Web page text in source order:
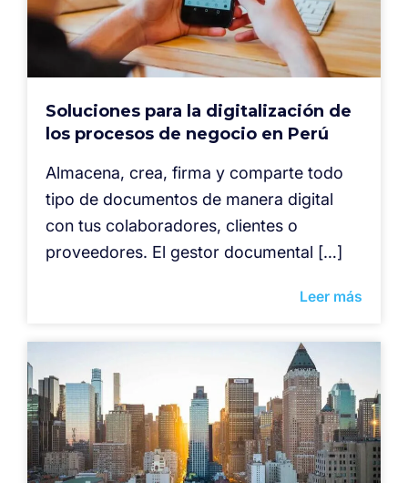
Soluciones para la digitalización de
los procesos de negocio en Perú
Almacena, crea, firma y comparte todo
tipo de documentos de manera digital
con tus colaboradores, clientes o
proveedores. El gestor documental […]
Leer más